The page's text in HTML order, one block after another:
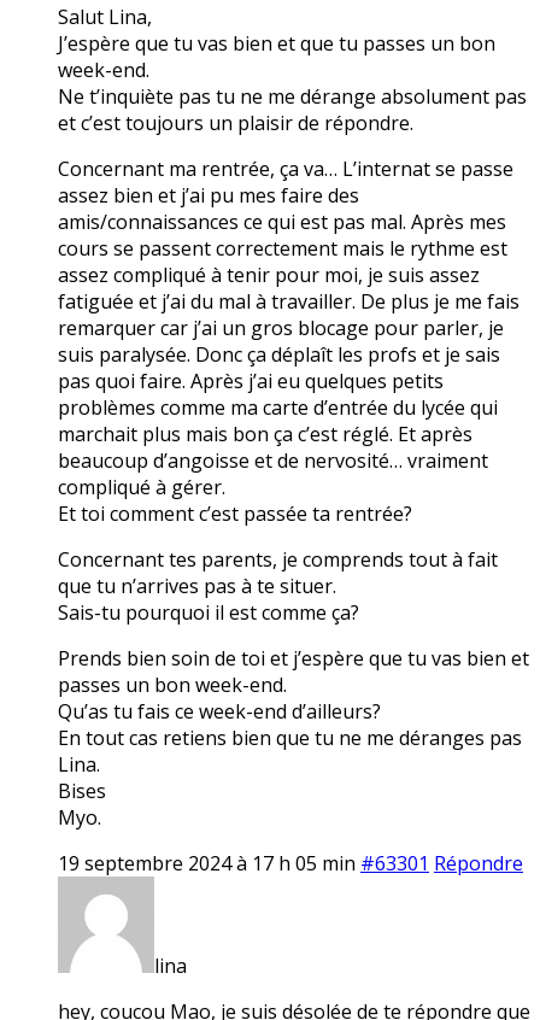
Salut Lina,
J’espère que tu vas bien et que tu passes un bon
week-end.
Ne t’inquiète pas tu ne me dérange absolument pas
et c’est toujours un plaisir de répondre.
Concernant ma rentrée, ça va… L’internat se passe
assez bien et j’ai pu mes faire des
amis/connaissances ce qui est pas mal. Après mes
cours se passent correctement mais le rythme est
assez compliqué à tenir pour moi, je suis assez
fatiguée et j’ai du mal à travailler. De plus je me fais
remarquer car j’ai un gros blocage pour parler, je
suis paralysée. Donc ça déplaît les profs et je sais
pas quoi faire. Après j’ai eu quelques petits
problèmes comme ma carte d’entrée du lycée qui
marchait plus mais bon ça c’est réglé. Et après
beaucoup d’angoisse et de nervosité… vraiment
compliqué à gérer.
Et toi comment c’est passée ta rentrée?
Concernant tes parents, je comprends tout à fait
que tu n’arrives pas à te situer.
Sais-tu pourquoi il est comme ça?
Prends bien soin de toi et j’espère que tu vas bien et
passes un bon week-end.
Qu’as tu fais ce week-end d’ailleurs?
En tout cas retiens bien que tu ne me déranges pas
Lina.
Bises
Myo.
19 septembre 2024 à 17 h 05 min #63301 Répondre
lina
hey, coucou Mao, je suis désolée de te répondre que